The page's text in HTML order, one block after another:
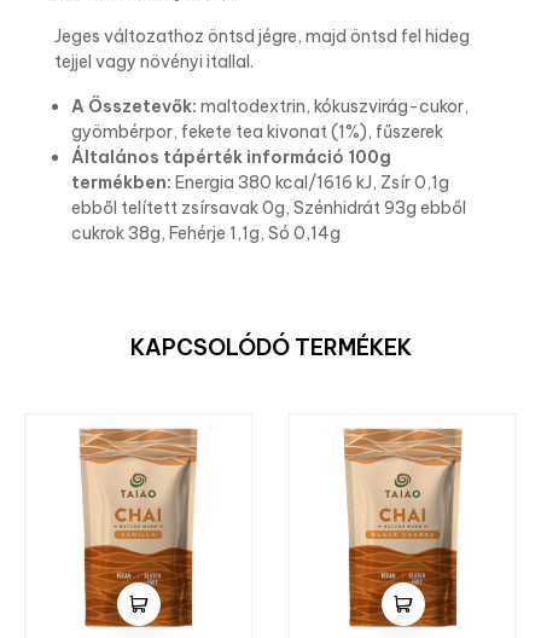
Jeges változathoz öntsd jégre, majd öntsd fel hideg
tejjel vagy növényi itallal.
A Összetevők: maltodextrin, kókuszvirág-cukor,
gyömbérpor, fekete tea kivonat (1%), fűszerek
Általános tápérték információ 100g
termékben: Energia 380 kcal/1616 kJ, Zsír 0,1g
ebből telített zsírsavak 0g, Szénhidrát 93g ebből
cukrok 38g, Fehérje 1,1g, Só 0,14g
KAPCSOLÓDÓ TERMÉKEK